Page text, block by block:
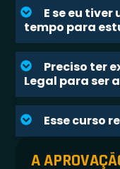
E se eu
tempo para
Preciso ter
Legal para ser
Esse curso
A